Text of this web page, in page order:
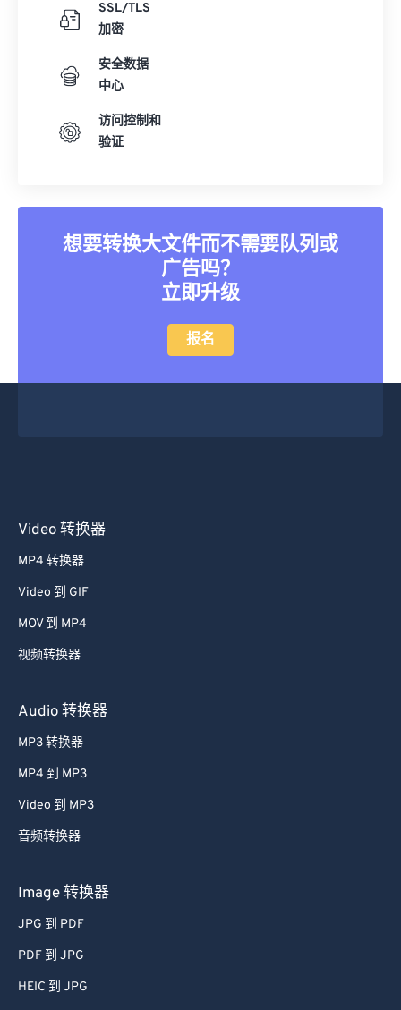
SSL/TLS
加密
安全数据
中心
访问控制和
验证
想要转换大文件而不需要队列或
广告吗？
立即升级
报名
Video 转换器
MP4 转换器
Video 到 GIF
MOV 到 MP4
视频转换器
Audio 转换器
MP3 转换器
MP4 到 MP3
Video 到 MP3
音频转换器
Image 转换器
JPG 到 PDF
PDF 到 JPG
HEIC 到 JPG